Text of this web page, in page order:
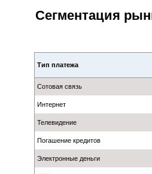
Сегментация
Тип платежа
Сотовая связь
Интернет
Телевидение
Погашение кредитов
Электронные деньги